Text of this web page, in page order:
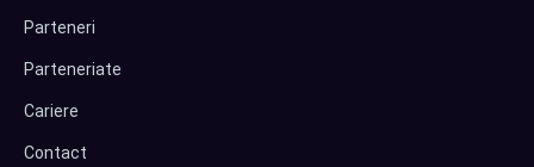
Parteneri
Parteneriate
Cariere
Contact